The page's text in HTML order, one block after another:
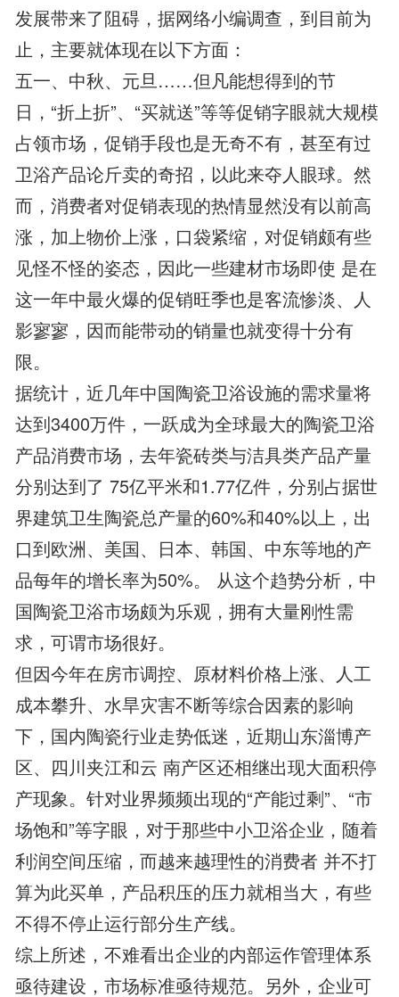
发展带来了阻碍，据网络小编调查，到目前为
止，主要就体现在以下方面：
五一、中秋、元旦……但凡能想得到的节
日，“折上折”、“买就送”等等促销字眼就大规模
占领市场，促销手段也是无奇不有，甚至有过
卫浴产品论斤卖的奇招，以此来夺人眼球。然
而，消费者对促销表现的热情显然没有以前高
涨，加上物价上涨，口袋紧缩，对促销颇有些
见怪不怪的姿态，因此一些建材市场即使 是在
这一年中最火爆的促销旺季也是客流惨淡、人
影寥寥，因而能带动的销量也就变得十分有
限。
据统计，近几年中国陶瓷卫浴设施的需求量将
达到3400万件，一跃成为全球最大的陶瓷卫浴
产品消费市场，去年瓷砖类与洁具类产品产量
分别达到了 75亿平米和1.77亿件，分别占据世
界建筑卫生陶瓷总产量的60%和40%以上，出
口到欧洲、美国、日本、韩国、中东等地的产
品每年的增长率为50%。 从这个趋势分析，中
国陶瓷卫浴市场颇为乐观，拥有大量刚性需
求，可谓市场很好。
但因今年在房市调控、原材料价格上涨、人工
成本攀升、水旱灾害不断等综合因素的影响
下，国内陶瓷行业走势低迷，近期山东淄博产
区、四川夹江和云 南产区还相继出现大面积停
产现象。针对业界频频出现的“产能过剩”、“市
场饱和”等字眼，对于那些中小卫浴企业，随着
利润空间压缩，而越来越理性的消费者 并不打
算为此买单，产品积压的压力就相当大，有些
不得不停止运行部分生产线。
综上所述，不难看出企业的内部运作管理体系
亟待建设，市场标准亟待规范。另外，企业可